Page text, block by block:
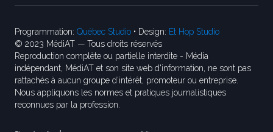
Programmation: Québec Studio • Design: Et Hop Studio
© 2023 MédiAT — Tous droits réservés
Reproduction complète ou partielle interdite - Média
indépendant, MédiAT et son site web d'information, ne sont pas
rattachés à aucun groupe d’intérêt, promoteur ou entreprise.
Nous appliquons les normes et pratiques journalistiques
reconnues par la profession.